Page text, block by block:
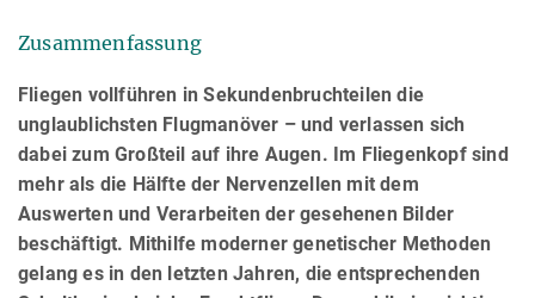
Zusammenfassung
Fliegen vollführen in Sekundenbruchteilen die
unglaublichsten Flugmanöver – und verlassen sich
dabei zum Großteil auf ihre Augen. Im Fliegenkopf sind
mehr als die Hälfte der Nervenzellen mit dem
Auswerten und Verarbeiten der gesehenen Bilder
beschäftigt. Mithilfe moderner genetischer Methoden
gelang es in den letzten Jahren, die entsprechenden